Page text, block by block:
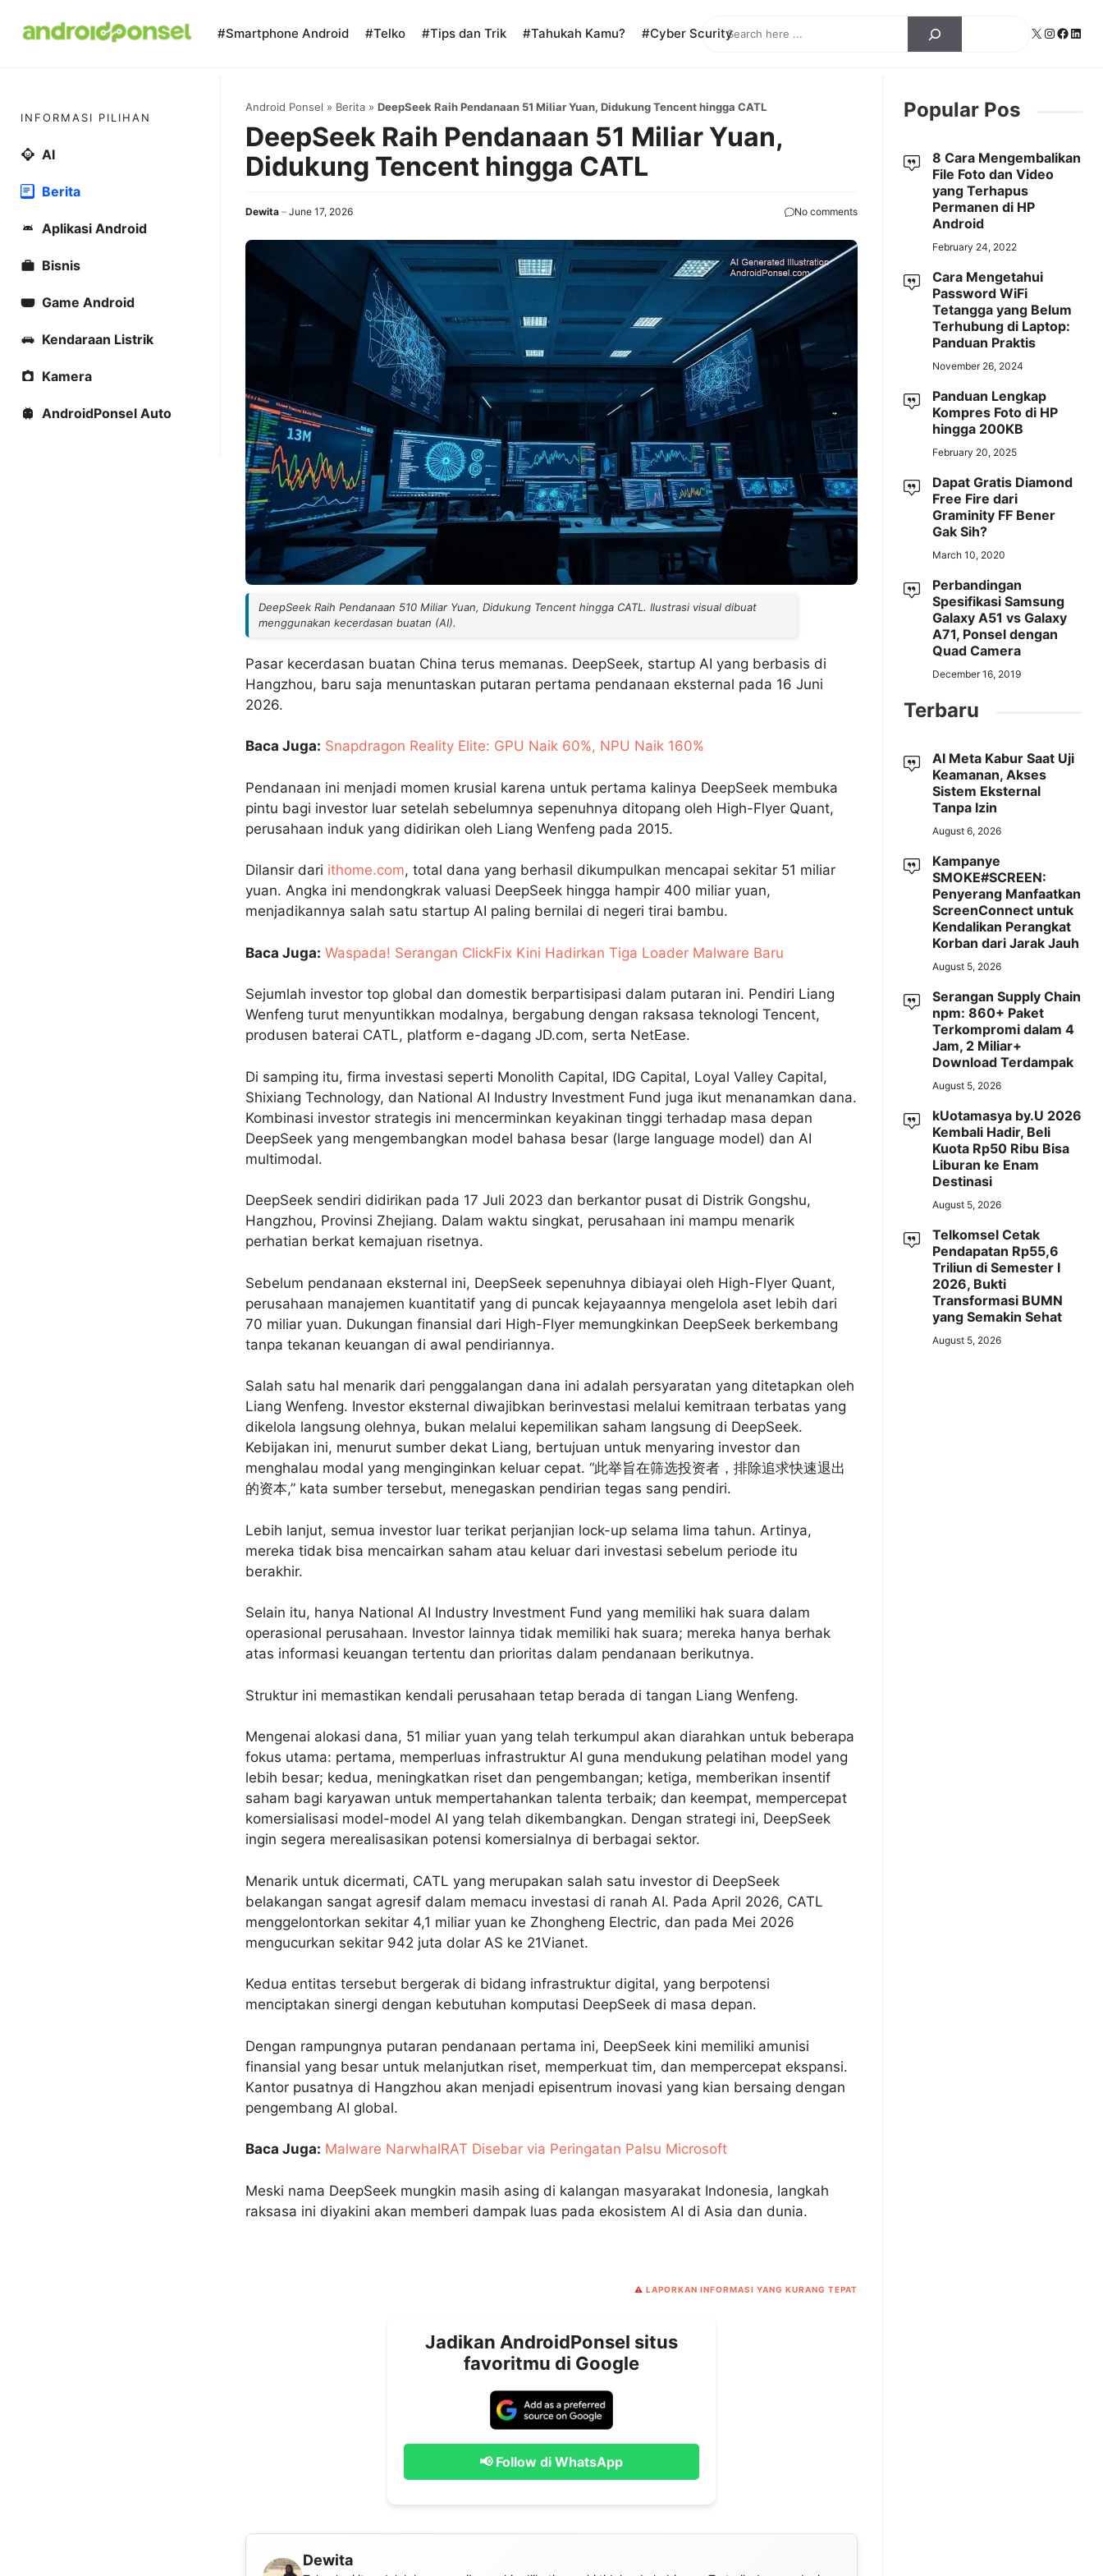
Search X Instagram
#Smartphone Android #Telko #Tips dan Trik #Tahukah Kamu? #Cyber Scurity
Android Ponsel » Berita» DeepSeek Raih Pendanaan 51 Miliar Yuan, Didukung Tencent hingga CATL
DeepSeek Raih Pendanaan 51 Miliar Yuan,
Didukung Tencent hingga CATL
Dewita June 17, 2026 No comments
DeepSeek Raih Pendanaan 510 Miliar Yuan, Didukung Tencent hingga CATL. Ilustrasi visual dibuat
menggunakan kecerdasan buatan (AI).
Pasar kecerdasan buatan China terus memanas. DeepSeek, startup AI yang berbasis di
Hangzhou, baru saja menuntaskan putaran pertama pendanaan eksternal pada 16 Juni
2026.
Baca Juga: Snapdragon Reality Elite: GPU Naik 60%, NPU Naik 160%
Pendanaan ini menjadi momen krusial karena untuk pertama kalinya DeepSeek membuka
pintu bagi investor luar setelah sebelumnya sepenuhnya ditopang oleh High-Flyer Quant,
perusahaan induk yang didirikan oleh Liang Wenfeng pada 2015.
Dilansir dari ithome.com, total dana yang berhasil dikumpulkan mencapai sekitar 51 miliar
yuan. Angka ini mendongkrak valuasi DeepSeek hingga hampir 400 miliar yuan,
menjadikannya salah satu startup AI paling bernilai di negeri tirai bambu.
Baca Juga: Waspada! Serangan ClickFix Kini Hadirkan Tiga Loader Malware Baru
Sejumlah investor top global dan domestik berpartisipasi dalam putaran ini. Pendiri Liang
Wenfeng turut menyuntikkan modalnya, bergabung dengan raksasa teknologi Tencent,
produsen baterai CATL, platform e-dagang JD.com, serta NetEase.
Di samping itu, firma investasi seperti Monolith Capital, IDG Capital, Loyal Valley Capital,
Shixiang Technology, dan National AI Industry Investment Fund juga ikut menanamkan dana.
Kombinasi investor strategis ini mencerminkan keyakinan tinggi terhadap masa depan
DeepSeek yang mengembangkan model bahasa besar (large language model) dan AI
multimodal.
DeepSeek sendiri didirikan pada 17 Juli 2023 dan berkantor pusat di Distrik Gongshu,
Hangzhou, Provinsi Zhejiang. Dalam waktu singkat, perusahaan ini mampu menarik
perhatian berkat kemajuan risetnya.
Sebelum pendanaan eksternal ini, DeepSeek sepenuhnya dibiayai oleh High-Flyer Quant,
perusahaan manajemen kuantitatif yang di puncak kejayaannya mengelola aset lebih dari
70 miliar yuan. Dukungan finansial dari High-Flyer memungkinkan DeepSeek berkembang
tanpa tekanan keuangan di awal pendiriannya.
Salah satu hal menarik dari penggalangan dana ini adalah persyaratan yang ditetapkan oleh
Liang Wenfeng. Investor eksternal diwajibkan berinvestasi melalui kemitraan terbatas yang
dikelola langsung olehnya, bukan melalui kepemilikan saham langsung di DeepSeek.
Kebijakan ini, menurut sumber dekat Liang, bertujuan untuk menyaring investor dan
menghalau modal yang menginginkan keluar cepat. “此举旨在筛选投资者，排除追求快速退出
的资本,” kata sumber tersebut, menegaskan pendirian tegas sang pendiri.
Lebih lanjut, semua investor luar terikat perjanjian lock-up selama lima tahun. Artinya,
mereka tidak bisa mencairkan saham atau keluar dari investasi sebelum periode itu
berakhir.
Selain itu, hanya National AI Industry Investment Fund yang memiliki hak suara dalam
operasional perusahaan. Investor lainnya tidak memiliki hak suara; mereka hanya berhak
atas informasi keuangan tertentu dan prioritas dalam pendanaan berikutnya.
Struktur ini memastikan kendali perusahaan tetap berada di tangan Liang Wenfeng.
Mengenai alokasi dana, 51 miliar yuan yang telah terkumpul akan diarahkan untuk beberapa
fokus utama: pertama, memperluas infrastruktur AI guna mendukung pelatihan model yang
lebih besar; kedua, meningkatkan riset dan pengembangan; ketiga, memberikan insentif
saham bagi karyawan untuk mempertahankan talenta terbaik; dan keempat, mempercepat
komersialisasi model-model AI yang telah dikembangkan. Dengan strategi ini, DeepSeek
ingin segera merealisasikan potensi komersialnya di berbagai sektor.
Menarik untuk dicermati, CATL yang merupakan salah satu investor di DeepSeek
belakangan sangat agresif dalam memacu investasi di ranah AI. Pada April 2026, CATL
menggelontorkan sekitar 4,1 miliar yuan ke Zhongheng Electric, dan pada Mei 2026
mengucurkan sekitar 942 juta dolar AS ke 21Vianet.
Kedua entitas tersebut bergerak di bidang infrastruktur digital, yang berpotensi
menciptakan sinergi dengan kebutuhan komputasi DeepSeek di masa depan.
Dengan rampungnya putaran pendanaan pertama ini, DeepSeek kini memiliki amunisi
finansial yang besar untuk melanjutkan riset, memperkuat tim, dan mempercepat ekspansi.
Kantor pusatnya di Hangzhou akan menjadi episentrum inovasi yang kian bersaing dengan
pengembang AI global.
Baca Juga: Malware NarwhalRAT Disebar via Peringatan Palsu Microsoft
Meski nama DeepSeek mungkin masih asing di kalangan masyarakat Indonesia, langkah
raksasa ini diyakini akan memberi dampak luas pada ekosistem AI di Asia dan dunia.
⚠️ LAPORKAN INFORMASI YANG KURANG TEPAT
Jadikan AndroidPonsel situs
favoritmu di Google
📢 Follow di WhatsApp
Dewita
INFORMASI PILIHAN
AI
Berita
Aplikasi Android
Bisnis
Game Android
Kendaraan Listrik
Kamera
AndroidPonsel Auto
Popular Pos
8 Cara Mengembalikan
File Foto dan Video
yang Terhapus
Permanen di HP
Android
February 24, 2022
Cara Mengetahui
Password WiFi
Tetangga yang Belum
Terhubung di Laptop:
Panduan Praktis
November 26, 2024
Panduan Lengkap
Kompres Foto di HP
hingga 200KB
February 20, 2025
Dapat Gratis Diamond
Free Fire dari
Graminity FF Bener
Gak Sih?
March 10, 2020
Perbandingan
Spesifikasi Samsung
Galaxy A51 vs Galaxy
A71, Ponsel dengan
Quad Camera
December 16, 2019
Terbaru
AI Meta Kabur Saat Uji
Keamanan, Akses
Sistem Eksternal
Tanpa Izin
August 6, 2026
Kampanye
SMOKE#SCREEN:
Penyerang Manfaatkan
ScreenConnect untuk
Kendalikan Perangkat
Korban dari Jarak Jauh
August 5, 2026
Serangan Supply Chain
npm: 860+ Paket
Terkompromi dalam 4
Jam, 2 Miliar+
Download Terdampak
August 5, 2026
kUotamasya by.U 2026
Kembali Hadir, Beli
Kuota Rp50 Ribu Bisa
Liburan ke Enam
Destinasi
August 5, 2026
Telkomsel Cetak
Pendapatan Rp55,6
Triliun di Semester I
2026, Bukti
Transformasi BUMN
yang Semakin Sehat
August 5, 2026